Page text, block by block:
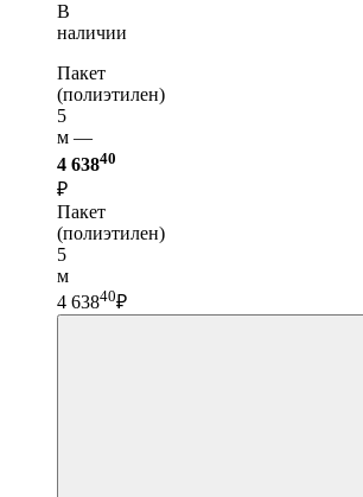
В
наличии
Пакет
(полиэтилен)
5
м —
4 63840
₽
Пакет
(полиэтилен)
5
м
4 63840₽